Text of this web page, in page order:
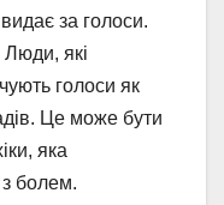
за голоси.
Люди, які
голоси як
Це може бути
яка
болем.